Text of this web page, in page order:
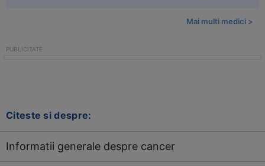
Mai multi medici >
Citeste si despre:
Informatii generale despre cancer